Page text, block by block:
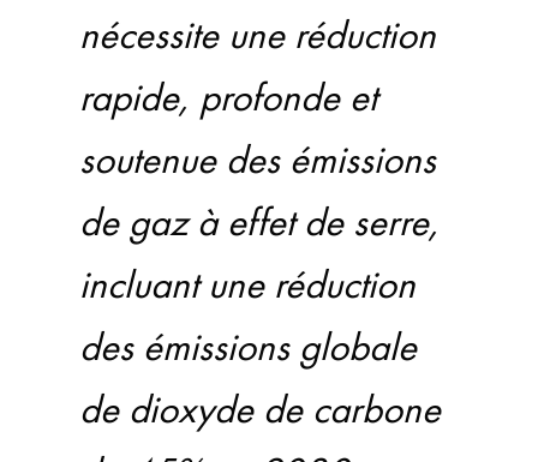
nécessite une réduction
rapide, profonde et
soutenue des émissions
de gaz à effet de serre,
incluant une réduction
des émissions globale
de dioxyde de carbone